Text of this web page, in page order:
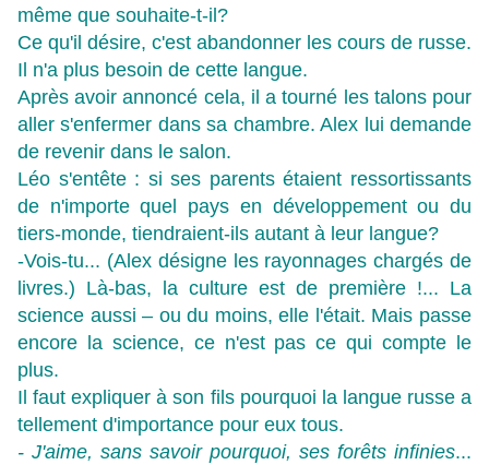
même que souhaite-t-il?
Ce qu'il désire, c'est abandonner les cours de russe.
Il n'a plus besoin de cette langue.
Après avoir annoncé cela, il a tourné les talons pour
aller s'enfermer dans sa chambre. Alex lui demande
de revenir dans le salon.
Léo s'entête : si ses parents étaient ressortissants
de n'importe quel pays en développement ou du
tiers-monde, tiendraient-ils autant à leur langue?
-Vois-tu... (Alex désigne les rayonnages chargés de
livres.) Là-bas, la culture est de première !... La
science aussi – ou du moins, elle l'était. Mais passe
encore la science, ce n'est pas ce qui compte le
plus.
Il faut expliquer à son fils pourquoi la langue russe a
tellement d'importance pour eux tous.
- J'aime, sans savoir pourquoi, ses forêts infinies...